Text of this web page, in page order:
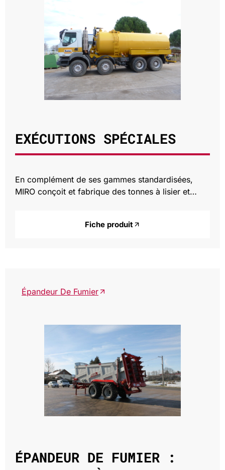
EXÉCUTIONS SPÉCIALES
En complément de ses gammes standardisées,
MIRO conçoit et fabrique des tonnes à lisier et…
Fiche produit
Épandeur De Fumier
ÉPANDEUR DE FUMIER :